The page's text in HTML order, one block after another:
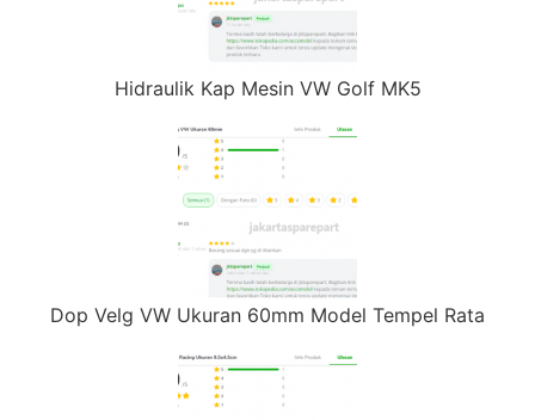
Hidraulik Kap Mesin VW Golf MK5
Dop Velg VW Ukuran 60mm Model Tempel Rata